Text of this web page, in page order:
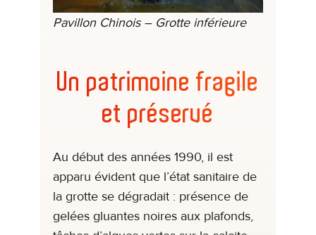
Pavillon Chinois – Grotte inférieure
Un patrimoine fragile
et préservé
Au début des années 1990, il est
apparu évident que l’état sanitaire de
la grotte se dégradait : présence de
gelées gluantes noires aux plafonds,